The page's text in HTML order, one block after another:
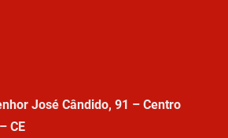
José Cândido, 91 – Centro
CE